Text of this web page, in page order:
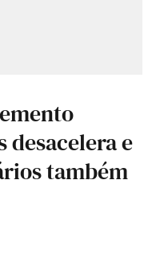
desacelera e
também